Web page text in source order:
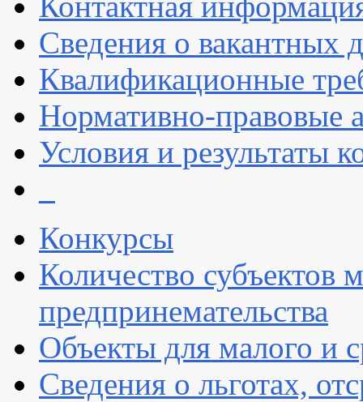
Сведения о вакантных
Квалификационные
Нормативно-правовые
Условия и результаты
Конкурсы
Количество субъектов
предпринемательства
Объекты для малого и
Сведения о льготах,